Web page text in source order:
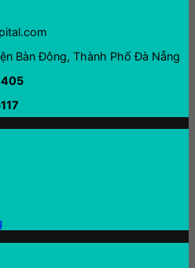
Bàn Đông, Thành Phố Đà Nẵng